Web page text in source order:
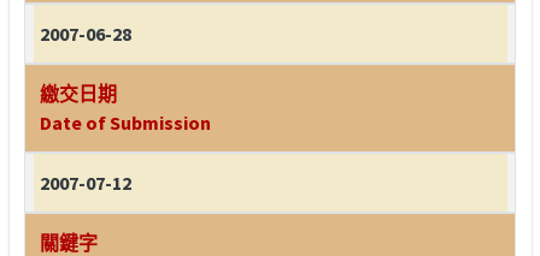
2007-06-28
繳交日期
Date of Submission
2007-07-12
關鍵字